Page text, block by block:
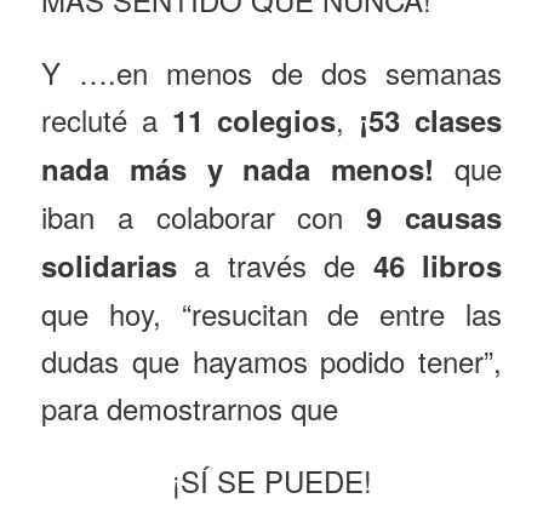
Y ….en menos de dos semanas
recluté a 11 colegios, ¡53 clases
nada más y nada menos! que
iban a colaborar con9 causas
solidarias a través de 46 libros
que hoy, “resucitan de entre las
dudas que hayamos podido tener”,
para demostrarnos que
¡SÍ SE PUEDE!